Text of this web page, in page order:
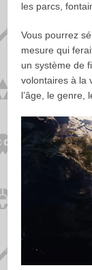
les parcs,
Vous pourrez
mesure qui
un système de
volontaires à la
l’âge, le genre,